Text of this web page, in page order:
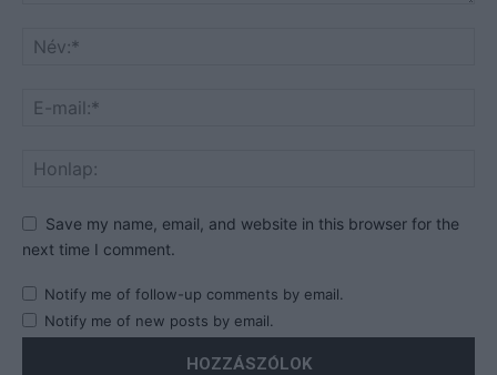
Save my name, email, and website in this browser for the
next time I comment.
Notify me of follow-up comments by email.
Notify me of new posts by email.